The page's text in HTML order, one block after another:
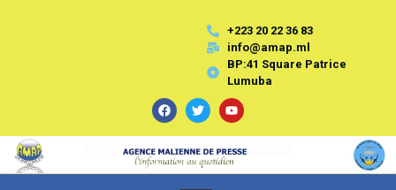
+223 20 22 36 83
info@amap.ml
BP:41 Square Patrice
Lumuba